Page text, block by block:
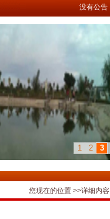
没有公告
1 2 3
您现在的位置 >>详细内容